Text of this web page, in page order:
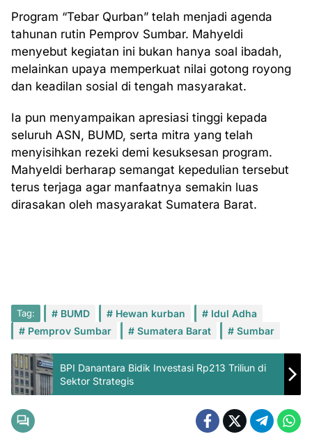
Program “Tebar Qurban” telah menjadi agenda
tahunan rutin Pemprov Sumbar. Mahyeldi
menyebut kegiatan ini bukan hanya soal ibadah,
melainkan upaya memperkuat nilai gotong royong
dan keadilan sosial di tengah masyarakat.
Ia pun menyampaikan apresiasi tinggi kepada
seluruh ASN, BUMD, serta mitra yang telah
menyisihkan rezeki demi kesuksesan program.
Mahyeldi berharap semangat kepedulian tersebut
terus terjaga agar manfaatnya semakin luas
dirasakan oleh masyarakat Sumatera Barat.
Tag: BUMD Hewan kurban
Idul Adha
Pemprov Sumbar
Sumatera Barat Sumbar
BPI Danantara Bidik Investasi Rp213 Triliun di
Sektor Strategis